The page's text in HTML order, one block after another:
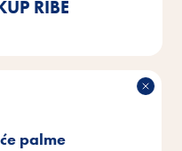
RIBE
palme